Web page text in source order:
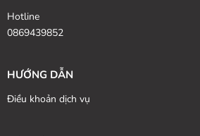
Hotline
0869439852
HƯỚNG DẪN
Điều khoản dịch vụ